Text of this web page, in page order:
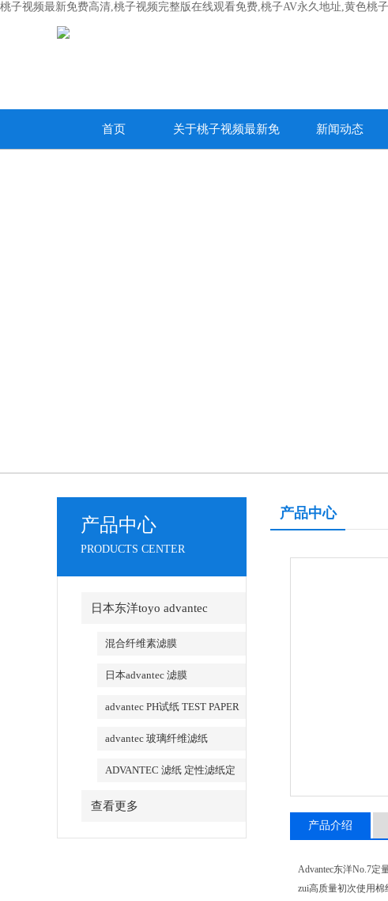
桃子视频最新免费高清,桃子视频完整版在线观看免费,桃子AV永久地址,黄色桃
首页 关于桃子视频最新免 新闻动态
产品中心
PRODUCTS CENTER
日本东洋toyo advantec
混合纤维素滤膜
日本advantec 滤膜
advantec PH试纸 TEST PAPER
advantec 玻璃纤维滤纸
ADVANTEC 滤纸 定性滤纸定
查看更多
产品中心
产品介绍
Advantec东洋No.7定
zui高质量初次使用棉